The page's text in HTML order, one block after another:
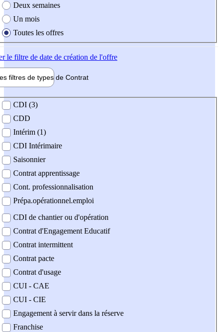
Deux semaines
Un mois
Toutes les offres
le filtre de date de création de l'offre
filtres de types de Contrat
contrat
CDI (3)
CDD
Intérim (1)
CDI Intérimaire
Saisonnier
Contrat apprentissage
Cont. professionnalisation
Prépa.opérationnel.emploi
CDI de chantier ou d'opération
Contrat d'Engagement Educatif
Contrat intermittent
Contrat pacte
Contrat d'usage
CUI - CAE
CUI - CIE
Engagement à servir dans la réserve
Franchise